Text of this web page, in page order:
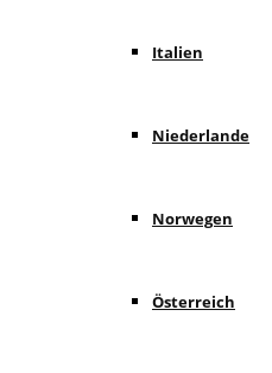
Italien
Niederlande
Norwegen
Österreich